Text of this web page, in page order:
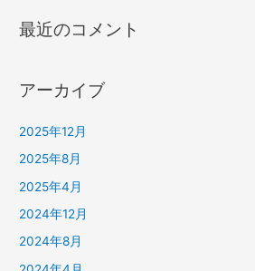
最近のコメント
アーカイブ
2025年12月
2025年8月
2025年4月
2024年12月
2024年8月